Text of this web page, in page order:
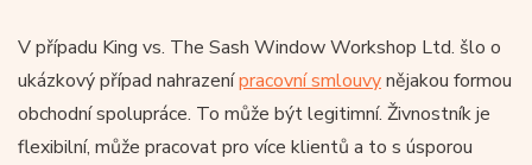
V případu King vs. The Sash Window Workshop Ltd. šlo o
ukázkový případ nahrazenípracovní smlouvynějakou formou
obchodní spolupráce. To může být legitimní. Živnostník je
flexibilní, může pracovat pro více klientů a to s úsporou